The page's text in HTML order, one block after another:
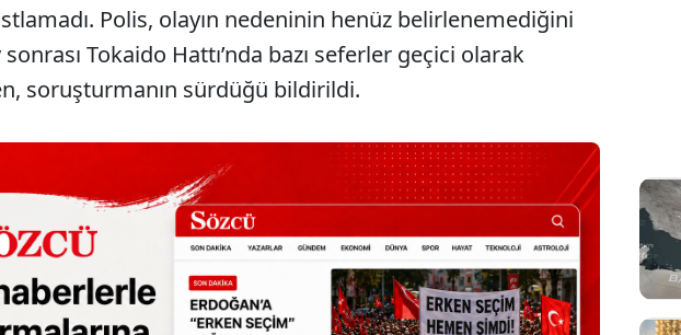
Polis, olayın nedeninin henüz belirlenemediğini
sonrası Tokaido Hattı’nda bazı seferler geçici olarak
soruşturmanın sürdüğü bildirildi.